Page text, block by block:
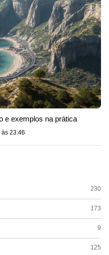
e exemplos na prática
23:46
230
173
9
125